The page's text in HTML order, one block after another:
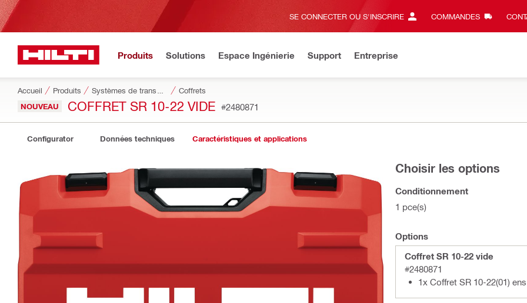
SE CONNECTER OU S'INSCRIRE COMMANDES
Produits Solutions Espace Ingénierie Support Entreprise
Accueil Produits Coffrets
NOUVEAU COFFRET SR 10-22 VIDE #2480871
Configurator Données techniques Caractéristiques et applications
Choisir les options
Conditionnement
1 pce(s)
Options
Coffret SR 10-22 vide
#2480871
1x Coffret SR 10-22(01) ens